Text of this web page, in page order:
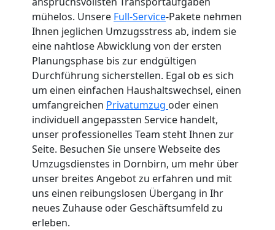
mühelos. Unsere Full-Service-Pakete nehmen
Ihnen jeglichen Umzugsstress ab, indem sie
eine nahtlose Abwicklung von der ersten
Planungsphase bis zur endgültigen
Durchführung sicherstellen. Egal ob es sich
um einen einfachen Haushaltswechsel, einen
umfangreichen Privatumzug oder einen
individuell angepassten Service handelt,
unser professionelles Team steht Ihnen zur
Seite. Besuchen Sie unsere Webseite des
Umzugsdienstes in Dornbirn, um mehr über
unser breites Angebot zu erfahren und mit
uns einen reibungslosen Übergang in Ihr
neues Zuhause oder Geschäftsumfeld zu
erleben.